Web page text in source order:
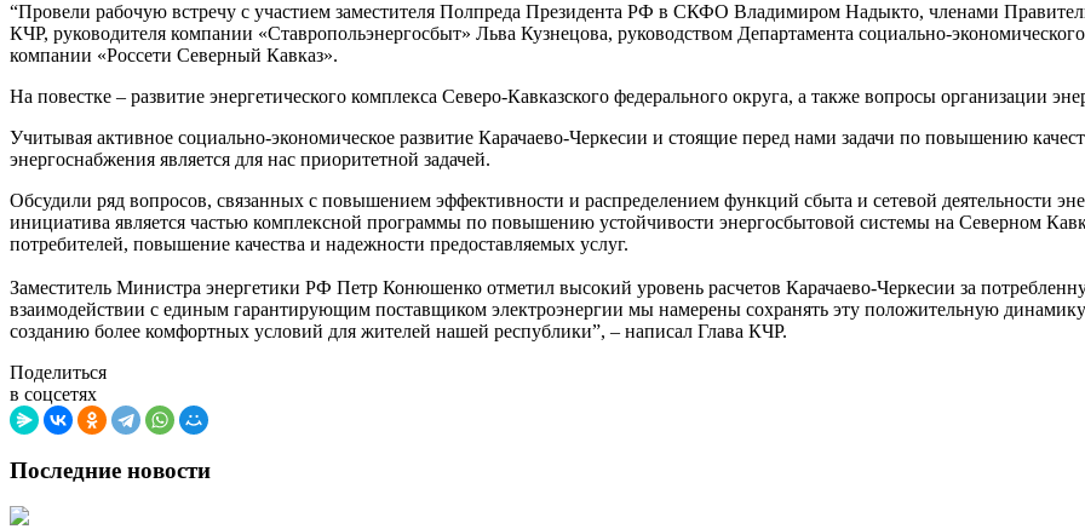
“Провели рабочую встречу с участием заместителя Полпреда Президента РФ в СКФО Владимиром Надыкто, членами
КЧР, руководителя компании «Ставропольэнергосбыт» Льва Кузнецова, руководством Департамента социально-
компании «Россети Северный Кавказ».
На повестке – развитие энергетического комплекса Северо-Кавказского федерального округа, а также вопросы организации
Учитывая активное социально-экономическое развитие Карачаево-Черкесии и стоящие перед нами задачи по повышению
энергоснабжения является для нас приоритетной задачей.
Обсудили ряд вопросов, связанных с повышением эффективности и распределением функций сбыта и сетевой деятельности
инициатива является частью комплексной программы по повышению устойчивости энергосбытовой системы на Северном
потребителей, повышение качества и надежности предоставляемых услуг.
Заместитель Министра энергетики РФ Петр Конюшенко отметил высокий уровень расчетов Карачаево-Черкесии за
взаимодействии с единым гарантирующим поставщиком электроэнергии мы намерены сохранять эту положительную динамику
созданию более комфортных условий для жителей нашей республики”, – написал Глава КЧР.
Поделиться
в соцсетях
Последние новости